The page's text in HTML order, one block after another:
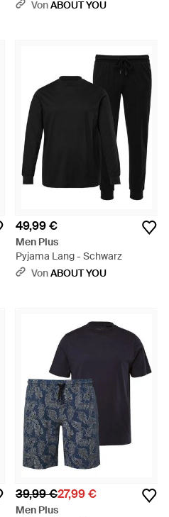
VonABOUT YOU
49,99 €
Men Plus
Pyjama Lang - Schwarz
VonABOUT YOU
39,99 €27,99 €
Men Plus